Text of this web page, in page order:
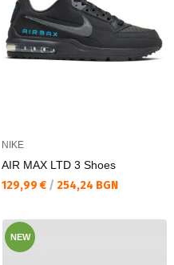
NIKE
AIR MAX LTD 3 Shoes
Текуща цена:
129,99 € / 254,24 BGN
NEW